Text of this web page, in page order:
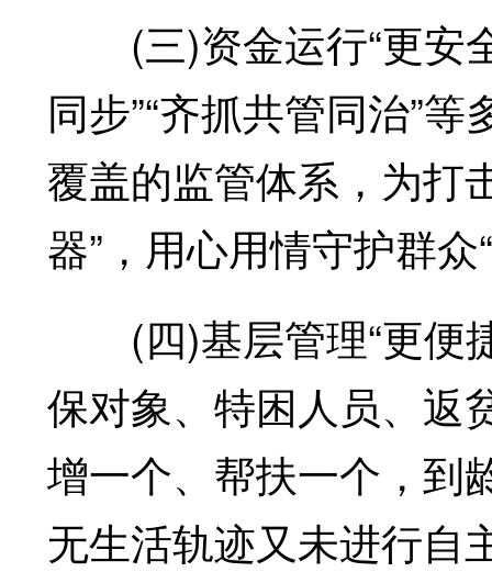
(三)资金运行“更安全
同步”“齐抓共管同治”
覆盖的监管体系，为打
器”，用心用情守护群众
(四)基层管理“更便
保对象、特困人员、返
增一个、帮扶一个，到
无生活轨迹又未进行自